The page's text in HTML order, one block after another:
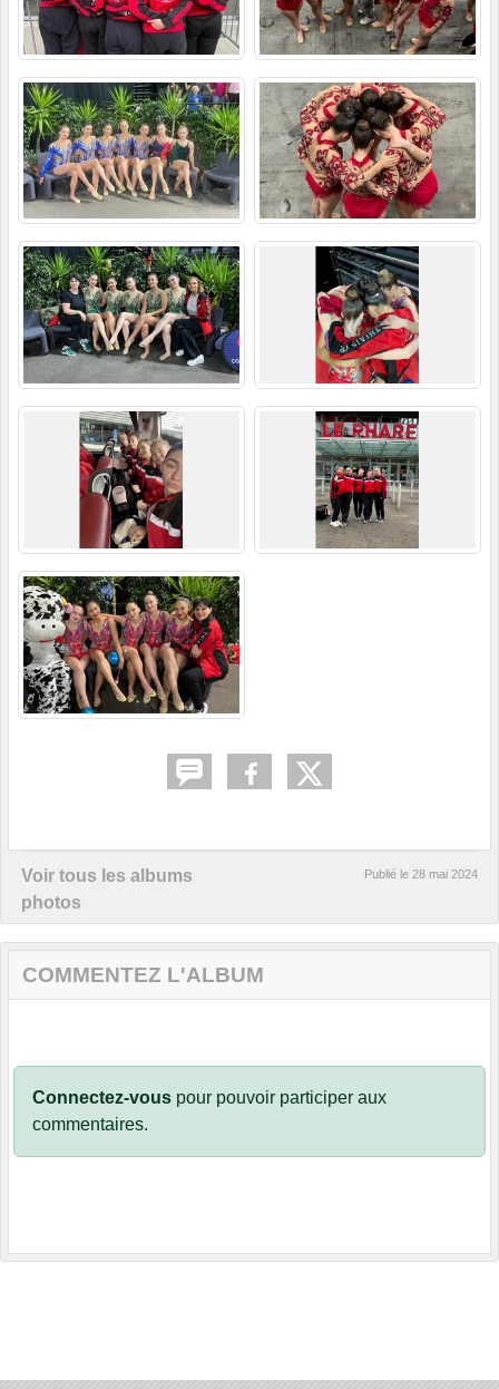
Voir tous les albums
photos
Publié le 28 mai 2024
COMMENTEZ L'ALBUM
Connectez-vous pour pouvoir participer aux
commentaires.